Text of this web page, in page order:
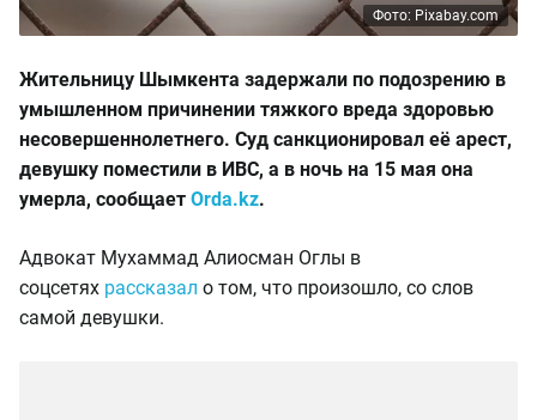
Фото: Pixabay.com
Жительницу Шымкента задержали по подозрению в
умышленном причинении тяжкого вреда здоровью
несовершеннолетнего. Суд санкционировал её арест,
девушку поместили в ИВС, а в ночь на 15 мая она
умерла, сообщает Orda.kz.
Адвокат Мухаммад Алиосман Оглы в
соцсетях рассказал о том, что произошло, со слов
самой девушки.